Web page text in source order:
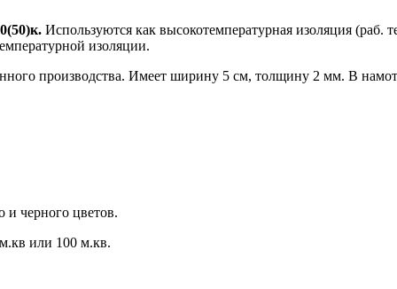
Используются как высокотемпературная изоляция
изоляции.
производства. Имеет ширину 5 см, толщину 2 мм. В
черного цветов.
или 100 м.кв.